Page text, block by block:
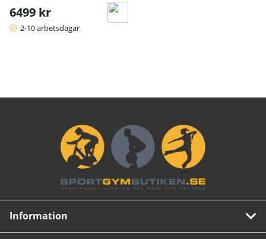
6499 kr
2-10 arbetsdagar
Information